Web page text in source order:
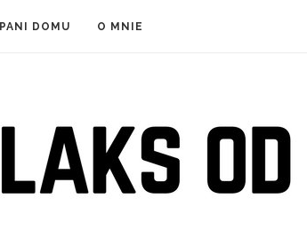
PANI DOMU O MNIE